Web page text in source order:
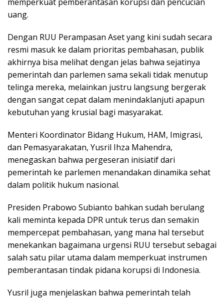
uang.
Dengan RUU Perampasan Aset yang kini sudah secara
resmi masuk ke dalam prioritas pembahasan, publik
akhirnya bisa melihat dengan jelas bahwa sejatinya
pemerintah dan parlemen sama sekali tidak menutup
telinga mereka, melainkan justru langsung bergerak
dengan sangat cepat dalam menindaklanjuti apapun
kebutuhan yang krusial bagi masyarakat.
Menteri Koordinator Bidang Hukum, HAM, Imigrasi,
dan Pemasyarakatan, Yusril Ihza Mahendra,
menegaskan bahwa pergeseran inisiatif dari
pemerintah ke parlemen menandakan dinamika sehat
dalam politik hukum nasional.
Presiden Prabowo Subianto bahkan sudah berulang
kali meminta kepada DPR untuk terus dan semakin
mempercepat pembahasan, yang mana hal tersebut
menekankan bagaimana urgensi RUU tersebut sebagai
salah satu pilar utama dalam memperkuat instrumen
pemberantasan tindak pidana korupsi di Indonesia.
Yusril juga menjelaskan bahwa pemerintah telah